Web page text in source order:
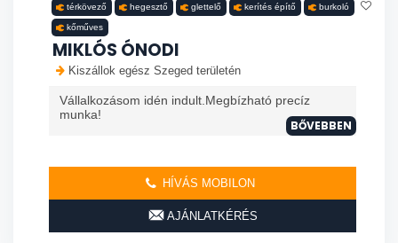
térkövező hegesztő glettelő kerítés építő burkoló
kőműves
MIKLÓS ÓNODI
Kiszállok egész Szeged területén
Vállalkozásom idén indult.Megbízható precíz
munka!
BŐVEBBEN
HÍVÁS MOBILON
AJÁNLATKÉRÉS